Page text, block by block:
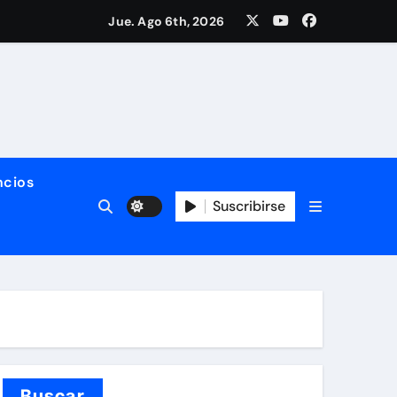
del SITIMTA. Si gustan acompañarnos, dejamos la
SITIMTA
Jue. Ago 6th, 2026
Suscribirse